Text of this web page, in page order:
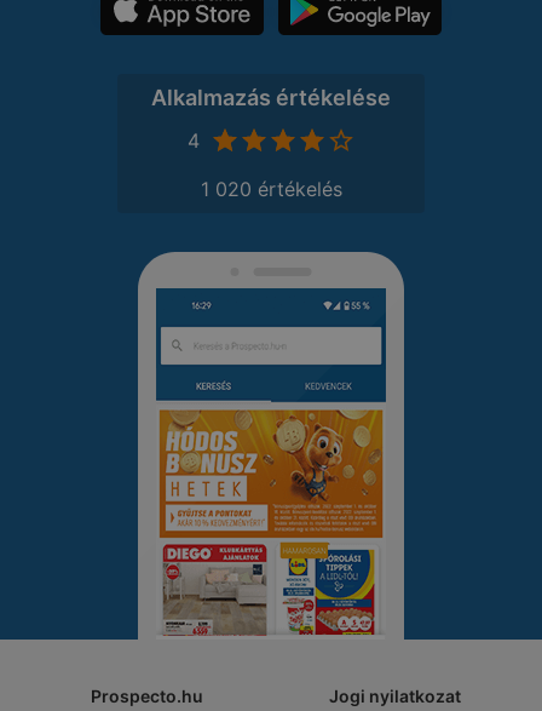
Alkalmazás értékelése
4
1 020 értékelés
Prospecto.hu Jogi nyilatkozat